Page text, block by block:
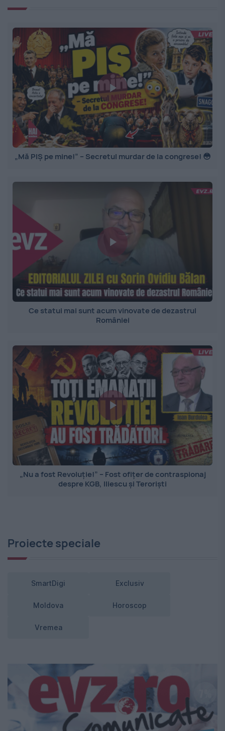
„Mă PIȘ pe mine!” – Secretul murdar de la congrese! 😳
Ce statui mai sunt acum vinovate de dezastrul
României
„Nu a fost Revoluție!” – Fost ofițer de contraspionaj
despre KGB, Iliescu și Teroriști
Proiecte speciale
SmartDigi Exclusiv
Moldova Horoscop
Vremea